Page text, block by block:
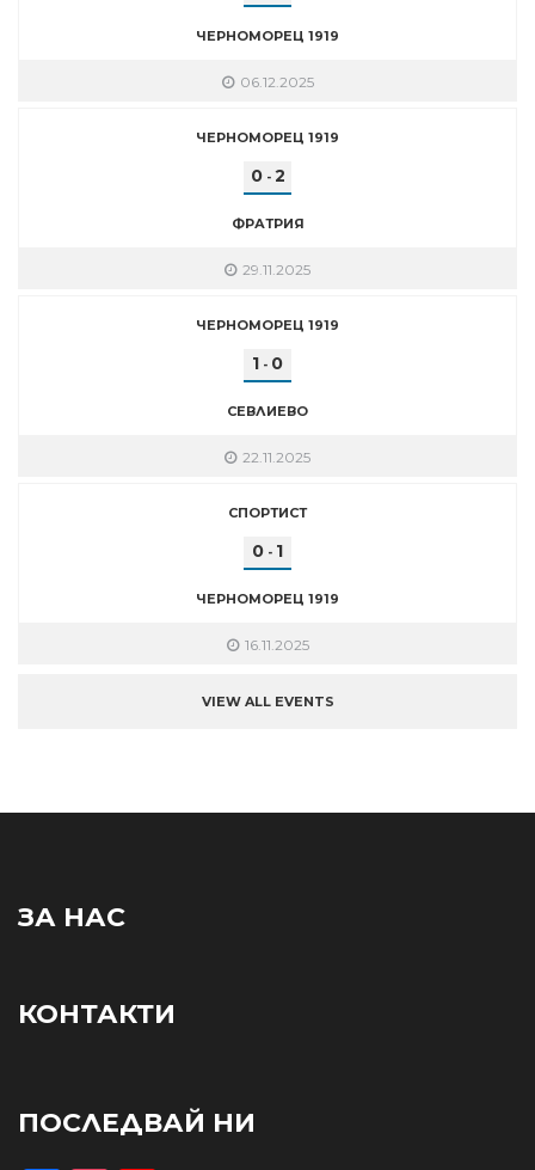
ЧЕРНОМОРЕЦ 1919
06.12.2025
ЧЕРНОМОРЕЦ 1919
0- 2
ФРАТРИЯ
29.11.2025
ЧЕРНОМОРЕЦ 1919
1 - 0
СЕВЛИЕВО
22.11.2025
СПОРТИСТ
0 - 1
ЧЕРНОМОРЕЦ 1919
16.11.2025
VIEW ALL EVENTS
ЗА НАС
КОНТАКТИ
ПОСЛЕДВАЙ НИ